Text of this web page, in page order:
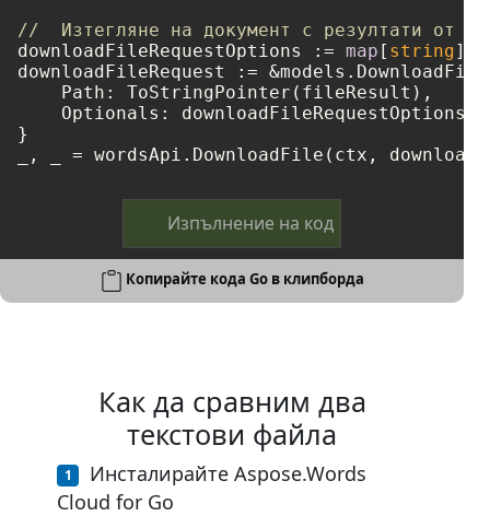
//  Изтегляне на документ с резултати от
downloadFileRequestOptions := map [ string]
downloadFileRequest :=
    Path: ToStringPointer(fileResult),
    Optionals: downloadFileRequestOptions,
}
Изпълнение на код
Копирайте кода Go в клипборда
Как да сравним два
текстови файла
Инсталирайте Aspose.Words
Cloud for Go